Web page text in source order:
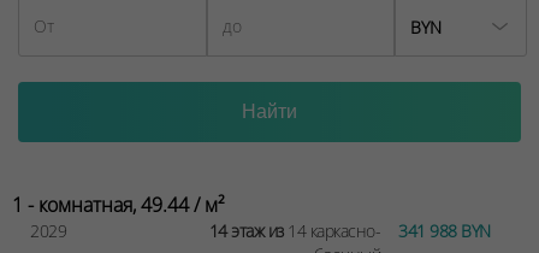
BYN
1 - комнатная, 49.44 / м²
2029 14 этаж из14 каркасно-
341 988 BYN